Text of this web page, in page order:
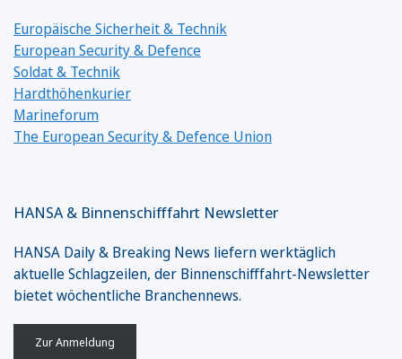
Europäische Sicherheit & Technik
European Security & Defence
Soldat & Technik
Hardthöhenkurier
Marineforum
The European Security & Defence Union
HANSA & Binnenschifffahrt Newsletter
HANSA Daily & Breaking News liefern werktäglich
aktuelle Schlagzeilen, der Binnenschifffahrt-Newsletter
bietet wöchentliche Branchennews.
Zur Anmeldung